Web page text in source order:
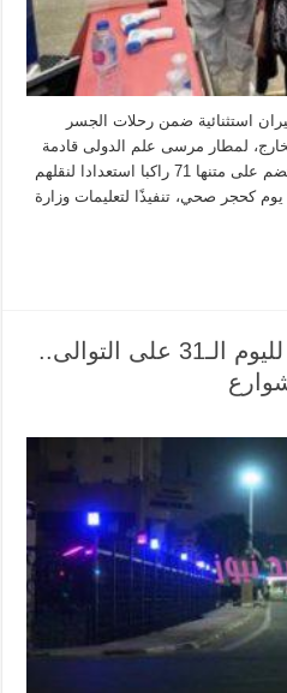
استثنائية ضمن رحلات الجسر
لمطار مرسى علم الدولى قادمة
من مطار العاصمة الصربية بلجراد تضم على متنها 71 راكبا استعدادا لنقلهم
لأحد فنادق الغردقة للإقامة فترة 14 يوم كحجر صحي، تنفيذًا لتعليمات وزارة
بدء تنفيذ حظر التجوال لليوم الـ31 على التوالى..